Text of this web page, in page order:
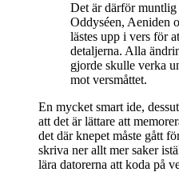
Det är därför
Oddyséen, Aeniden
lästes upp i vers för
detaljerna. Alla
gjorde skulle verka
mot versmåttet.
En mycket smart ide,
att det är lättare att
det där knepet måste gått
skriva ner allt mer saker
lära datorerna att koda på